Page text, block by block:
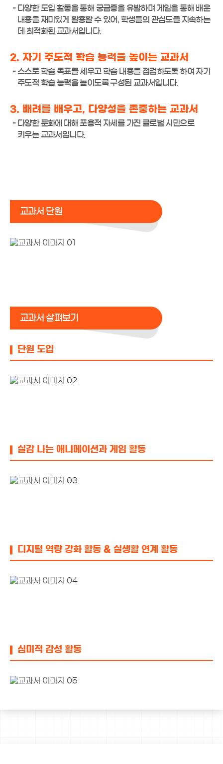
다양한 도입 활동을 통해 궁금증을 유발하며 게임을 통해 배운
내용을 재미있게 활용할 수 있어, 학생들의 관심도를 지속하는
데 최적화된 교과서입니다.
2. 자기 주도적 학습 능력을 높이는 교과서
스스로 학습 목표를 세우고 학습 내용을 점검하도록 하여 자기
주도적 학습 능력을 높이도록 구성된 교과서입니다.
3. 배려를 배우고, 다양성을 존중하는 교과서
다양한 문화에 대해 포용적 자세를 가진 글로벌 시민으로
키우는 교과서입니다.
교과서 단원
교과서 살펴보기
단원 도입
실감 나는 애니메이션과 게임 활동
디지털 역량 강화 활동 & 실생활 연계 활동
심미적 감성 활동